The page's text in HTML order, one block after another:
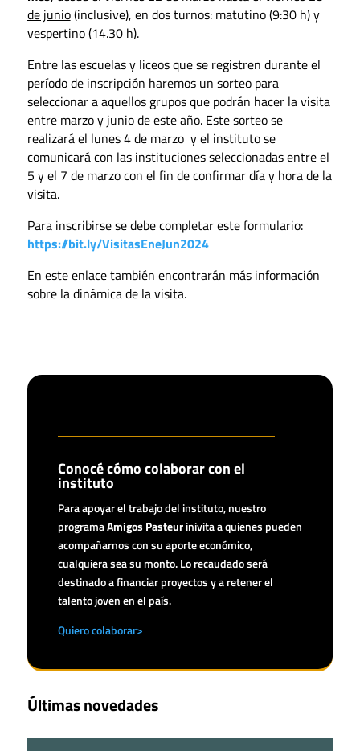
de junio(inclusive), en dos turnos: matutino (9:30 h) y
vespertino (14.30 h).
Entre las escuelas y liceos que se registren durante el
período de inscripción haremos un sorteo para
seleccionar a aquellos grupos que podrán hacer la visita
entre marzo y junio de este año. Este sorteo se
realizará el lunes 4 de marzo y el instituto se
comunicará con las instituciones seleccionadas entre el
5 y el 7 de marzo con el fin de confirmar día y hora de la
visita.
Para inscribirse se debe completar este formulario:
https://bit.ly/VisitasEneJun2024
En este enlace también encontrarán más información
sobre la dinámica de la visita.
Conocé cómo colaborar con el
instituto
Para apoyar el trabajo del instituto, nuestro
programaAmigos Pasteur inivita a quienes pueden
acompañarnos con su aporte económico,
cualquiera sea su monto. Lo recaudado será
destinado a financiar proyectos y a retener el
talento joven en el país.
Quiero colaborar>
Últimas novedades